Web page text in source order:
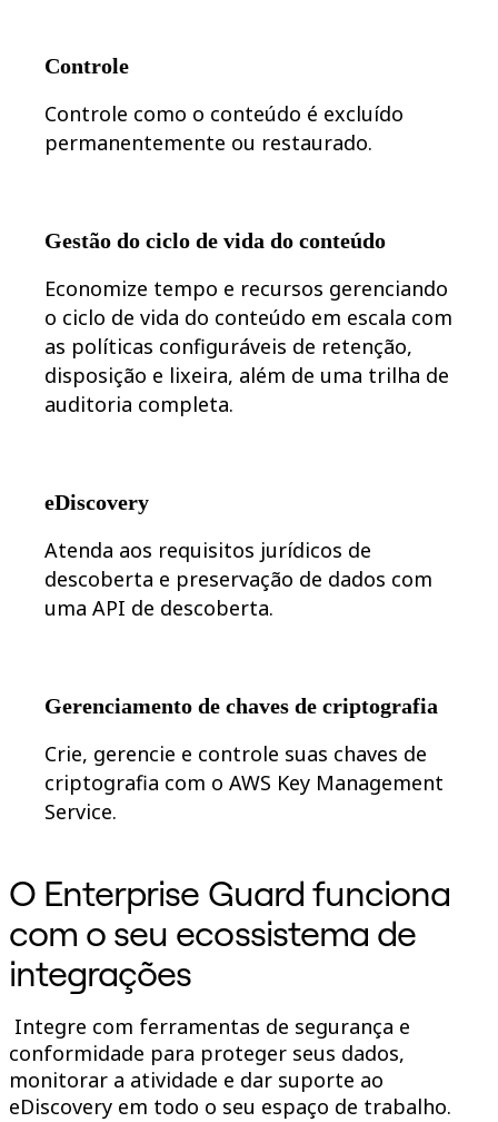
Controle
Controle como o conteúdo é excluído
permanentemente ou restaurado.
Gestão do ciclo de vida do conteúdo
Economize tempo e recursos gerenciando
o ciclo de vida do conteúdo em escala com
as políticas configuráveis de retenção,
disposição e lixeira, além de uma trilha de
auditoria completa.
eDiscovery
Atenda aos requisitos jurídicos de
descoberta e preservação de dados com
uma API de descoberta.
Gerenciamento de chaves de criptografia
Crie, gerencie e controle suas chaves de
criptografia com o AWS Key Management
Service.
O Enterprise Guard funciona
com o seu ecossistema de
integrações
Integre com ferramentas de segurança e
conformidade para proteger seus dados,
monitorar a atividade e dar suporte ao
eDiscovery em todo o seu espaço de trabalho.